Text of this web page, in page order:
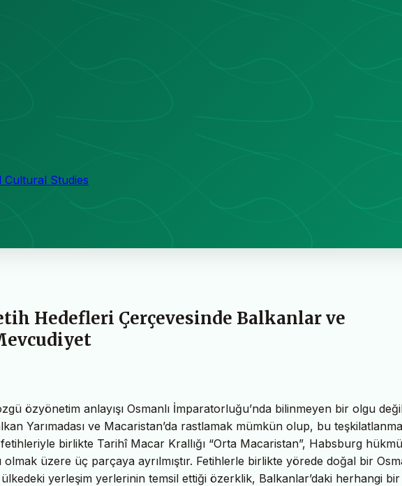
Studies
Hedefleri Çerçevesinde Balkanlar ve
özyönetim anlayışı Osmanlı İmparatorluğu’nda bilinmeyen bir olgu
Yarımadası ve Macaristan’da rastlamak mümkün olup, bu
birlikte Tarihî Macar Krallığı “Orta Macaristan”, Habsburg
olmak üzere üç parçaya ayrılmıştır. Fetihlerle birlikte yörede doğal bir
ülkedeki yerleşim yerlerinin temsil ettiği özerklik, Balkanlar’daki herhangi bir